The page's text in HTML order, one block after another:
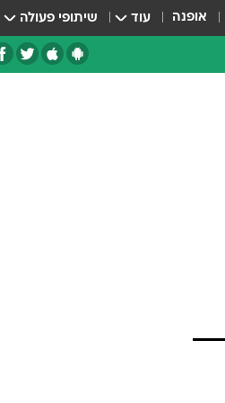
אופנה עוד שיתופי פעולה